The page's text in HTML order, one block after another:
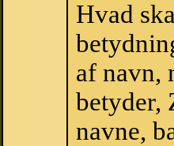
Hvad
af navn,
betyder,
navne,